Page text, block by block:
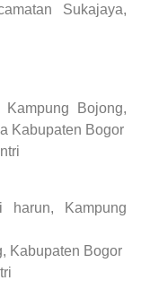
Sukajaya,
Bojong,
Kabupaten Bogor
harun, Kampung
Kabupaten Bogor